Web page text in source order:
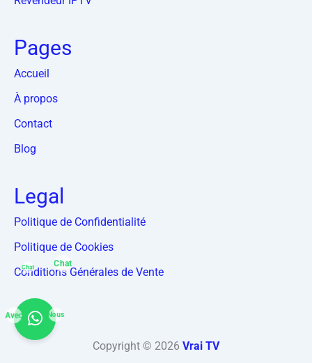
Pages
Accueil
À propos
Contact
Blog
Legal
Politique de Confidentialité
Politique de Cookies
Conditions Générales de Vente
Copyright © 2026 Vrai TV
Nous
Chat
Avec